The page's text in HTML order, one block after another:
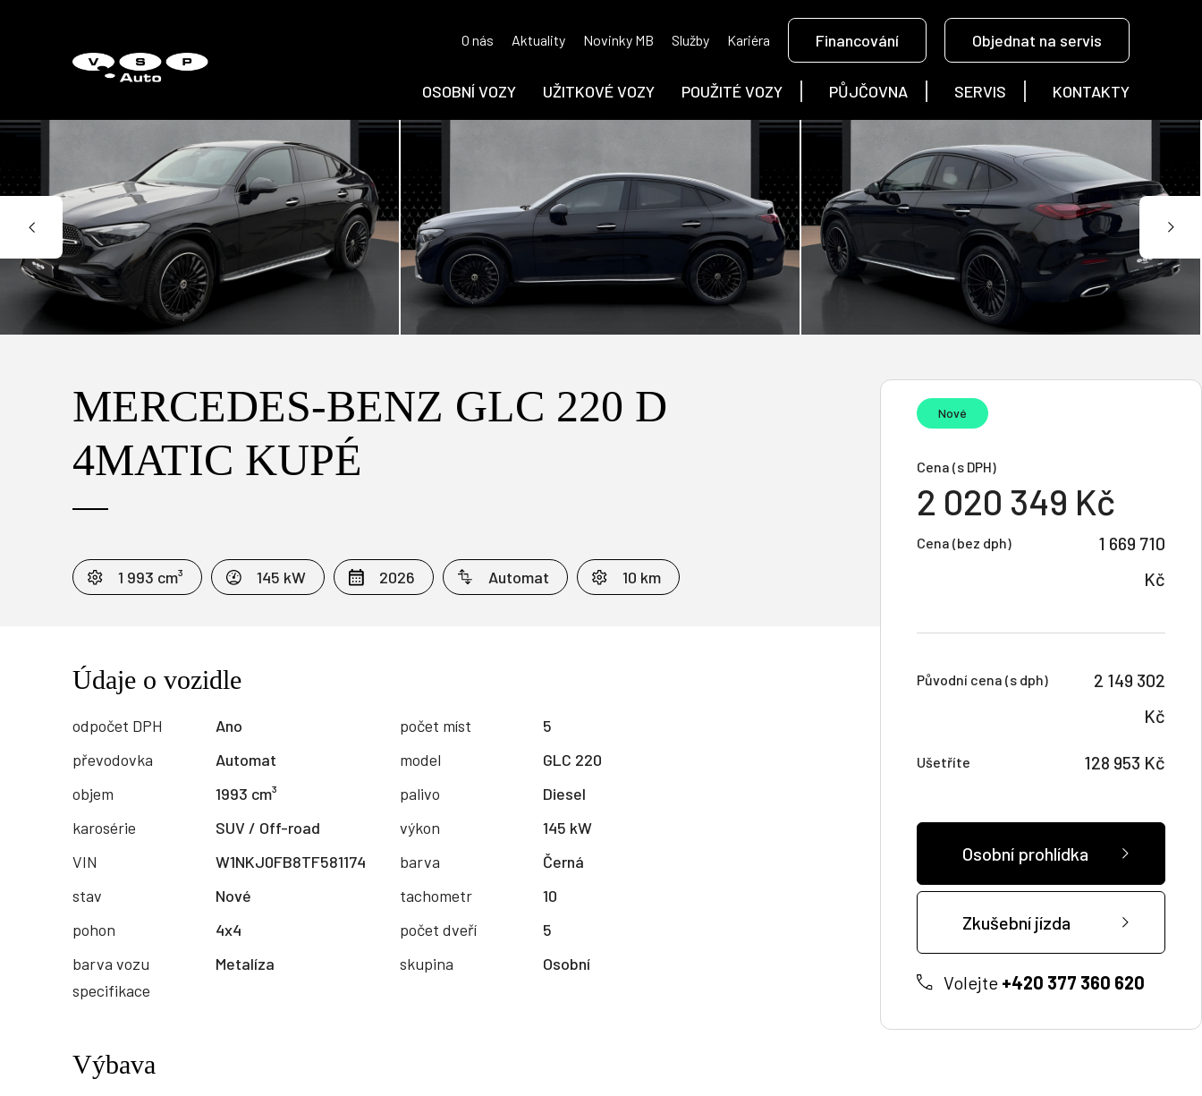
O nás Aktuality Novinky MB Služby Kariéra Financování Objednat na servis
OSOBNÍ VOZY UŽITKOVÉ VOZY POUŽITÉ VOZY PŮJČOVNA SERVIS KONTAKTY
MERCEDES-BENZ GLC 220 D
4MATIC KUPÉ
1 993 cm³ 145 kW 2026 Automat 10 km
Nové
Cena (s DPH)
2 020 349 Kč
Cena (bez dph)
1 669 710
Kč
Původní cena (s dph)
2 149 302
Kč
Ušetříte 128 953 Kč
Osobní prohlídka
Zkušební jízda
Volejte +420 377 360 620
Údaje o vozidle
odpočet DPH
Ano
převodovka
Automat
objem
1993 cm³
karosérie
SUV / Off-road
VIN
W1NKJ0FB8TF581174
stav
Nové
pohon
4x4
barva vozu
specifikace
Metalíza
počet míst
5
model
GLC 220
palivo
Diesel
výkon
145 kW
barva
Černá
tachometr
10
počet dveří
5
skupina
Osobní
Výbava